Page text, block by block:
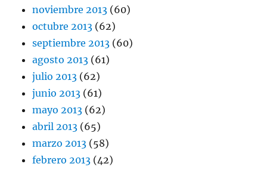
noviembre 2013 (60)
octubre 2013 (62)
septiembre 2013 (60)
agosto 2013 (61)
julio 2013 (62)
junio 2013 (61)
mayo 2013 (62)
abril 2013 (65)
marzo 2013 (58)
febrero 2013 (42)